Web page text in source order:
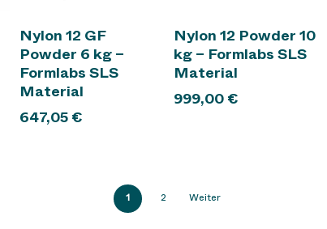
In den Warenkorb
Nylon 12 GF
Powder 6 kg –
Formlabs SLS
Material
647,05€
In den Warenkorb
Nylon 12 Powder 10
kg – Formlabs SLS
Material
999,00€
1 2 Weiter